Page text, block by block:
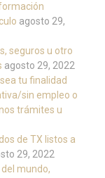
agosto 29,
seguros u otro
agosto 29, 2022
tu finalidad
sin empleo o
trámites u
de TX listos a
29, 2022
mundo,